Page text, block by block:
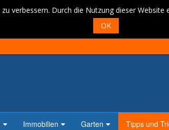
verbessern. Durch die Nutzung dieser Website
OK
Immobilien Garten Tipps und